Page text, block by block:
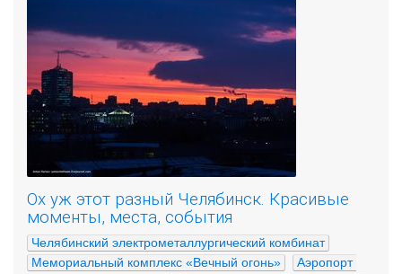
Ох уж этот разный Челябинск. Красивые
моменты, места, события
Челябинский электрометаллургический комбинат
Мемориальный комплекс «Вечный огонь»
Аэропорт